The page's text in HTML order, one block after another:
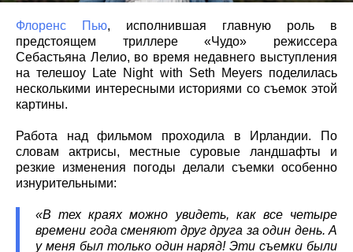
Флоренс Пью, исполнившая главную роль в
предстоящем триллере «Чудо» режиссера
Себастьяна Лелио, во время недавнего выступления
на телешоу Late Night with Seth Meyers поделилась
несколькими интересными историями со съемок этой
картины.
Работа над фильмом проходила в Ирландии. По
словам актрисы, местные суровые ландшафты и
резкие изменения погоды делали съемки особенно
изнурительными:
«В тех краях можно увидеть, как все четыре
времени года сменяют друг друга за один день. А
у меня был только один наряд! Эти съемки были